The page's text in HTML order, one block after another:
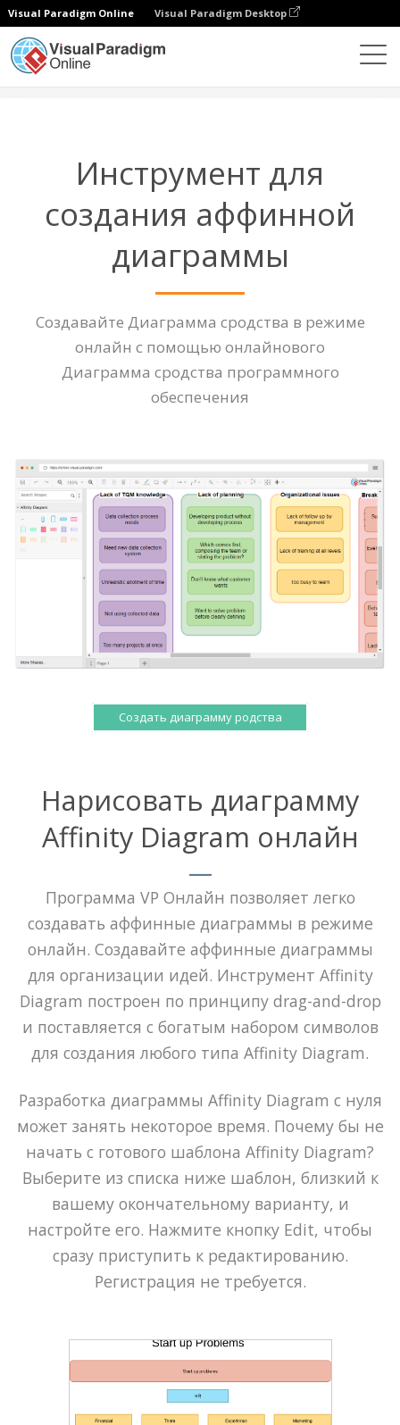
Visual Paradigm Online Visual Paradigm Desktop
Инструмент для
создания аффинной
диаграммы
Создавайте Диаграмма сродства в режиме
онлайн с помощью онлайнового
Диаграмма сродства программного
обеспечения
Создать диаграмму родства
Нарисовать диаграмму
Affinity Diagram онлайн
Программа VP Онлайн позволяет легко
создавать аффинные диаграммы в режиме
онлайн. Создавайте аффинные диаграммы
для организации идей. Инструмент Affinity
Diagram построен по принципу drag-and-drop
и поставляется с богатым набором символов
для создания любого типа Affinity Diagram.
Разработка диаграммы Affinity Diagram с нуля
может занять некоторое время. Почему бы не
начать с готового шаблона Affinity Diagram?
Выберите из списка ниже шаблон, близкий к
вашему окончательному варианту, и
настройте его. Нажмите кнопку Edit, чтобы
сразу приступить к редактированию.
Регистрация не требуется.